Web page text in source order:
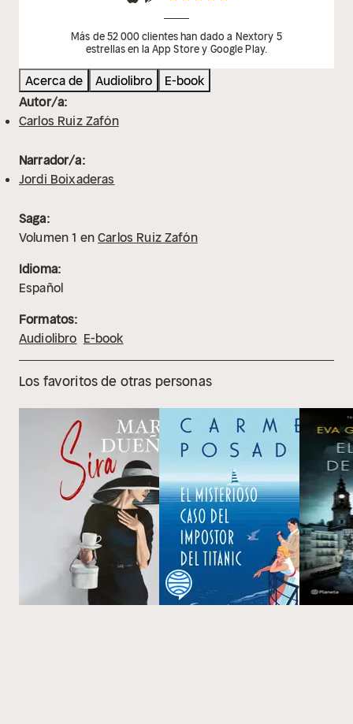
Más de 52 000 clientes han dado a Nextory 5
estrellas en la App Store y Google Play.
Acerca de Audiolibro
E-book
Autor/a:
Carlos Ruiz Zafón
Narrador/a:
Jordi Boixaderas
Saga:
Volumen1 enCarlos Ruiz Zafón
Idioma:
Español
Formatos:
Audiolibro E-book
Los favoritos de otras personas